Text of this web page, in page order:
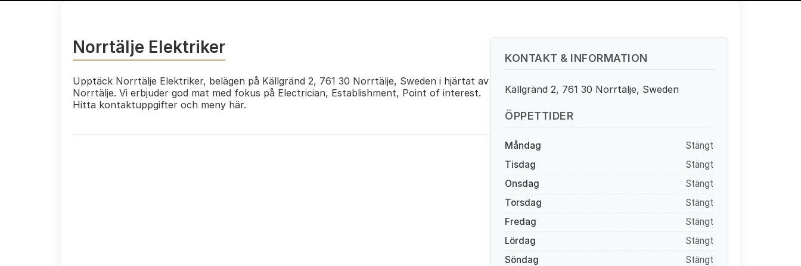
Norrtälje Elektriker
Upptäck Norrtälje Elektriker, belägen på Källgränd 2, 761 30 Norrtälje, Sweden i hjärtat av
Norrtälje. Vi erbjuder god mat med fokus på Electrician, Establishment, Point of interest.
Hitta kontaktuppgifter och meny här.
KONTAKT & INFORMATION
Källgränd 2, 761 30 Norrtälje, Sweden
ÖPPETTIDER
Måndag
Stängt
Tisdag
Stängt
Onsdag
Stängt
Torsdag
Stängt
Fredag
Stängt
Lördag
Stängt
Söndag
Stängt